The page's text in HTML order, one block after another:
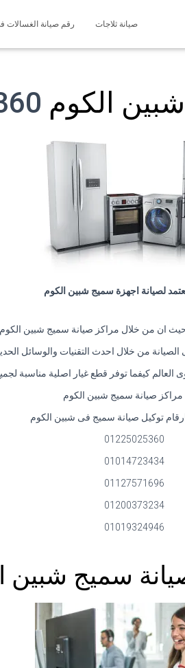
صيانة ثلاجات رقم صيانة الغسالات في مصر
الكوم
لصيانة اجهزة سميج شبين الكوم
ان من خلال مراكز صيانة سميج شبين
من خلال احدث التقنيات والوسائل الحديثة
كيفما توفر قطع غيار اصلية مناسبة
مراكز صيانة سميج شبين الكوم
توكيل صيانة سميج فى شبين الكوم
01225025360
01014723434
01127571696
01200373234
01019324946
سميج شبين